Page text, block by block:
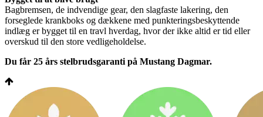
Bagbremsen, de indvendige gear, den slagfaste lakering, den
forseglede krankboks og dækkene med punkteringsbeskyttende
indlæg er bygget til en travl hverdag, hvor der ikke altid er tid eller
overskud til den store vedligeholdelse.
Du får 25 års stelbrudsgaranti på Mustang Dagmar.